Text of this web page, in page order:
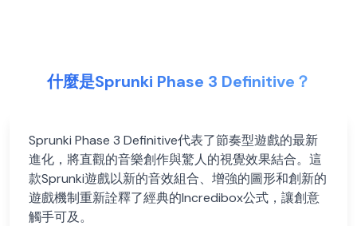
什麼是Sprunki Phase 3 Definitive？
Sprunki Phase 3 Definitive代表了節奏型遊戲的最新
進化，將直觀的音樂創作與驚人的視覺效果結合。這
款Sprunki遊戲以新的音效組合、增強的圖形和創新的
遊戲機制重新詮釋了經典的Incredibox公式，讓創意
觸手可及。